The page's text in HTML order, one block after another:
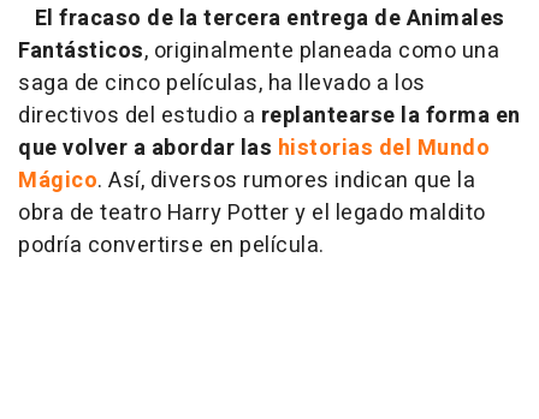
El fracaso de la tercera entrega de Animales
Fantásticos, originalmente planeada como una
saga de cinco películas, ha llevado a los
directivos del estudio a replantearse la forma en
que volver a abordar las historias del Mundo
Mágico. Así, diversos rumores indican que la
obra de teatro Harry Potter y el legado maldito
podría convertirse en película.